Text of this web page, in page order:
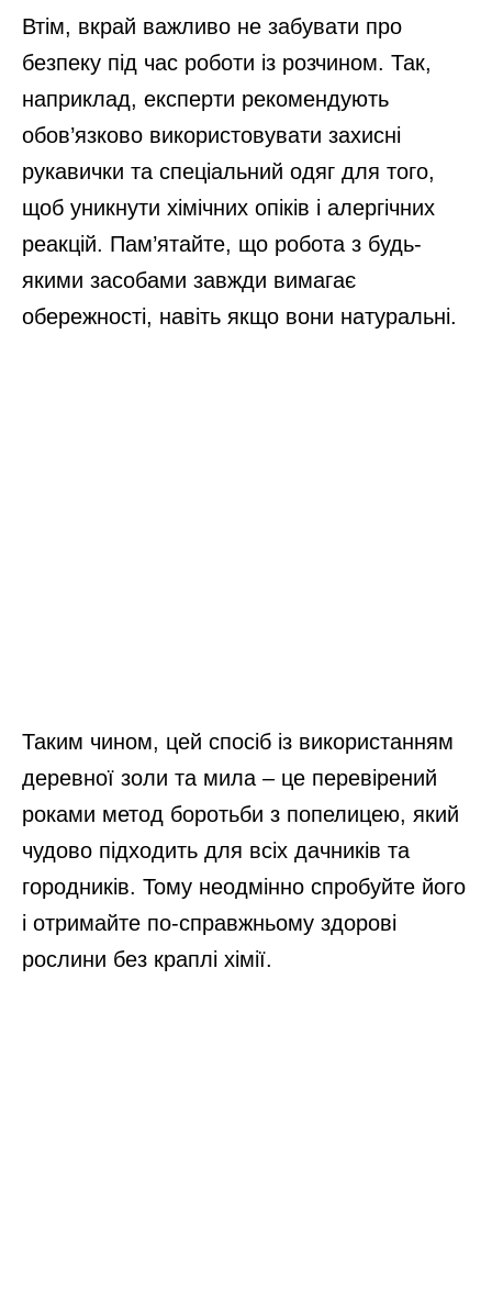
Втім, вкрай важливо не забувати про
безпеку під час роботи із розчином. Так,
наприклад, експерти рекомендують
обов’язково використовувати захисні
рукавички та спеціальний одяг для того,
щоб уникнути хімічних опіків і алергічних
реакцій. Пам’ятайте, що робота з будь-
якими засобами завжди вимагає
обережності, навіть якщо вони натуральні.
Таким чином, цей спосіб із використанням
деревної золи та мила – це перевірений
роками метод боротьби з попелицею, який
чудово підходить для всіх дачників та
городників. Тому неодмінно спробуйте його
і отримайте по-справжньому здорові
рослини без краплі хімії.